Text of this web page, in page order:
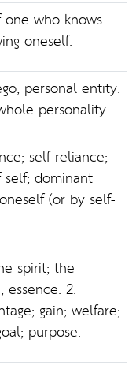
who knows
oneself.
personal entity.
personality.
self-reliance;
dominant
(or by self-
spirit; the
essence. 2.
gain; welfare;
purpose.